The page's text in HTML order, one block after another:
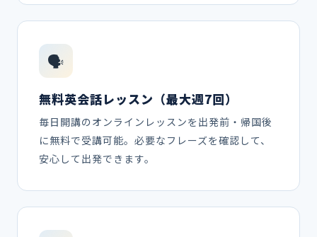
🗣
無料英会話レッスン（最大週7回）
毎日開講のオンラインレッスンを出発前・帰国後
に無料で受講可能。必要なフレーズを確認して、
安心して出発できます。